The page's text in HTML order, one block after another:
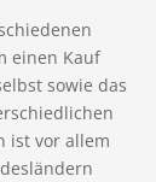
einen Kauf
sowie das
ist vor allem